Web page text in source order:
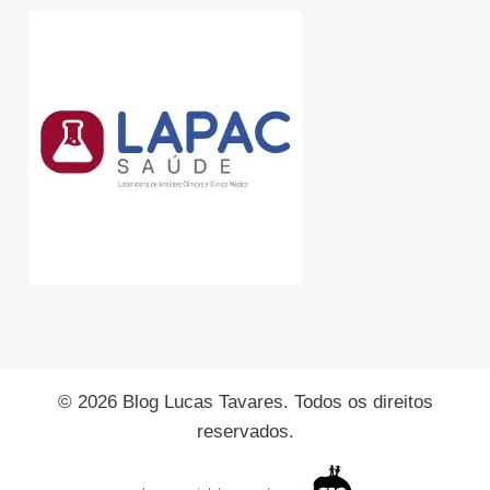
© 2026 Blog Lucas Tavares. Todos os direitos
reservados.